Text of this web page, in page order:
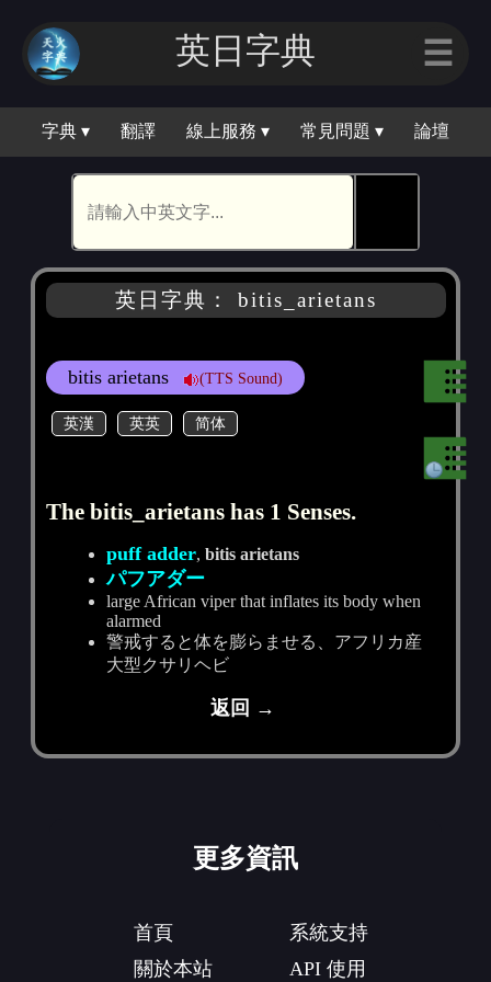
英日字典 ☰
字典 ▾ 翻譯 線上服務 ▾ 常見問題 ▾ 論壇
英日字典： bitis_arietans
bitis arietans (TTS Sound)
英漢 英英 简体
The bitis_arietans has 1 Senses.
puff adder,bitis arietans
パフアダー
large African viper that inflates its body when
alarmed
警戒すると体を膨らませる、アフリカ産
大型クサリヘビ
返回 →
更多資訊
首頁
關於本站
系統支持
API 使用